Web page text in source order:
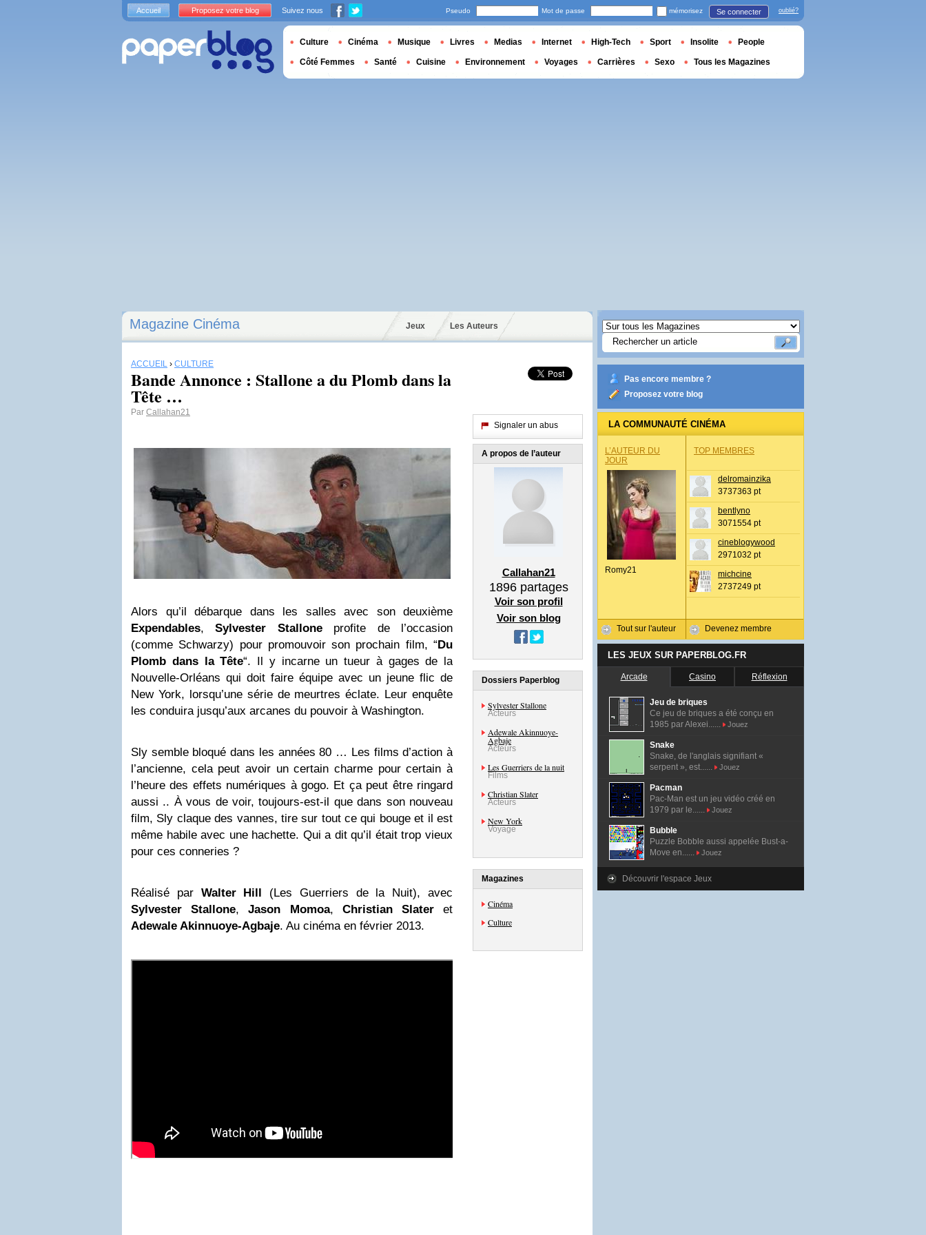
Magazine Cinéma Jeux Les Auteurs
ACCUEIL › CULTURE
Bande Annonce : Stallone a du Plomb dans la
Tête …
Par Callahan21
Alors qu’il débarque dans les salles avec son deuxième
Expendables, Sylvester Stalloneprofite de l’occasion
(comme Schwarzy) pour promouvoir son prochain film, “Du
Plomb dans la Tête“. Il y incarne un tueur à gages de la
Nouvelle-Orléans qui doit faire équipe avec un jeune flic de
New York, lorsqu’une série de meurtres éclate. Leur enquête
les conduira jusqu’aux arcanes du pouvoir à Washington.
Sly semble bloqué dans les années 80 … Les films d’action à
l’ancienne, cela peut avoir un certain charme pour certain à
l’heure des effets numériques à gogo. Et ça peut être ringard
aussi .. À vous de voir, toujours-est-il que dans son nouveau
film, Sly claque des vannes, tire sur tout ce qui bouge et il est
même habile avec une hachette. Qui a dit qu’il était trop vieux
pour ces conneries ?
Réalisé par Walter Hill (Les Guerriers de la Nuit), avec
Sylvester Stallone, Jason Momoa, Christian Slateret
Adewale Akinnuoye-Agbaje. Au cinéma en février 2013.
Signaler un abus
A propos de l’auteur
Callahan21
1896partages
Voir son profil
Voir son blog
Dossiers Paperblog
Sylvester Stallone
Acteurs
Adewale Akinnuoye-
Agbaje
Acteurs
Les Guerriers de la nuit
Films
Christian Slater
Acteurs
New York
Voyage
Magazines
Cinéma
Culture
Pas encore membre ?
Proposez votre blog
LA COMMUNAUTÉ CINÉMA
L’AUTEUR DU
JOUR
Romy21
Tout sur l'auteur
TOP MEMBRES
delromainzika
3737363 pt
bentlyno
3071554 pt
cineblogywood
2971032 pt
michcine
2737249 pt
Devenez membre
LES JEUX SUR PAPERBLOG.FR
Arcade Casino Réflexion
Jeu de briques
Ce jeu de briques a été conçu en
1985 par Alexei......
Jouez
Snake
Snake, de l'anglais signifiant «
serpent », est......
Jouez
Pacman
Pac-Man est un jeu vidéo créé en
1979 par le......
Jouez
Bubble
Puzzle Bobble aussi appelée Bust-a-
Move en......
Jouez
Découvrir l'espace Jeux
Accueil Proposez votre blog Suivez nous Pseudo Mot de passe mémorisez Se connecter oublié?
Culture Cinéma Musique Livres Medias Internet High-Tech Sport Insolite People
Côté Femmes Santé Cuisine Environnement Voyages Carrières Sexo Tous les Magazines